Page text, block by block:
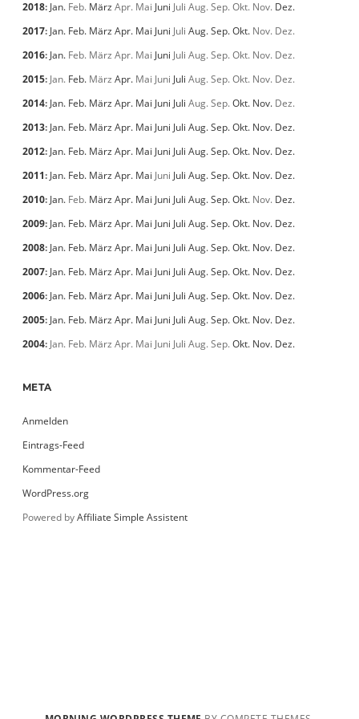
2018: Jan. Feb. März Apr. Mai Juni Juli Aug.Sep.Okt. Nov. Dez.
2017: Jan. Feb. März Apr. Mai Juni Juli Aug.Sep.Okt. Nov. Dez.
2016: Jan. Feb. März Apr. Mai Juni Juli Aug.Sep.Okt. Nov. Dez.
2015: Jan. Feb. März Apr. Mai Juni Juli Aug.Sep.Okt. Nov. Dez.
2014: Jan. Feb. März Apr. Mai Juni Juli Aug.Sep.Okt. Nov. Dez.
2013: Jan. Feb. März Apr. Mai Juni Juli Aug.Sep.Okt. Nov. Dez.
2012: Jan. Feb. März Apr. Mai Juni Juli Aug.Sep.Okt. Nov. Dez.
2011: Jan. Feb. März Apr. Mai Juni Juli Aug.Sep.Okt. Nov. Dez.
2010: Jan. Feb. März Apr. Mai Juni Juli Aug.Sep.Okt. Nov. Dez.
2009: Jan. Feb. März Apr. Mai Juni Juli Aug.Sep.Okt. Nov. Dez.
2008: Jan. Feb. März Apr. Mai Juni Juli Aug.Sep.Okt. Nov. Dez.
2007: Jan. Feb. März Apr. Mai Juni Juli Aug.Sep.Okt. Nov. Dez.
2006: Jan. Feb. März Apr. Mai Juni Juli Aug.Sep.Okt. Nov. Dez.
2005: Jan. Feb. März Apr. Mai Juni Juli Aug.Sep.Okt. Nov. Dez.
2004: Jan. Feb. März Apr. Mai Juni Juli Aug.Sep.Okt. Nov. Dez.
META
Anmelden
Eintrags-Feed
Kommentar-Feed
WordPress.org
Powered byAffiliate Simple Assistent